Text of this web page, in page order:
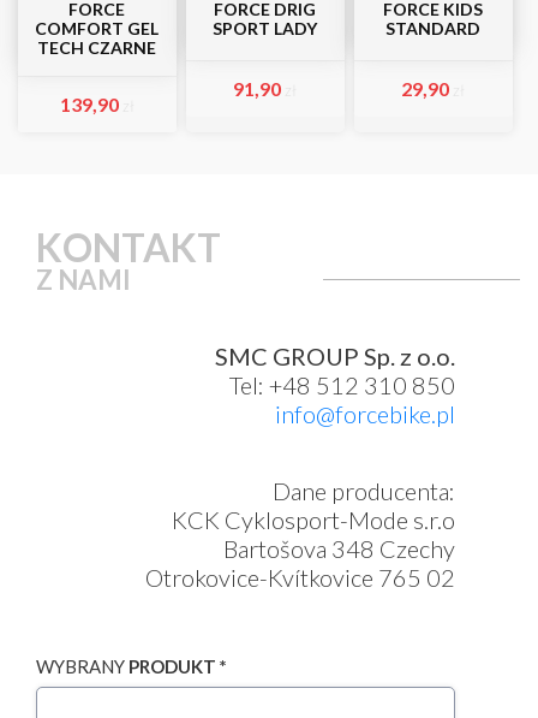
FORCE
COMFORT GEL
TECH CZARNE
139,90
FORCE DRIG
SPORT LADY
91,90
FORCE KIDS
STANDARD
29,90
KONTAKT
Z NAMI
SMC GROUP Sp. z o.o.
Tel: +48 512 310 850
info@forcebike.pl
Dane producenta:
KCK Cyklosport-Mode s.r.o
Bartošova 348 Czechy
Otrokovice-Kvítkovice 765 02
WYBRANY PRODUKT *